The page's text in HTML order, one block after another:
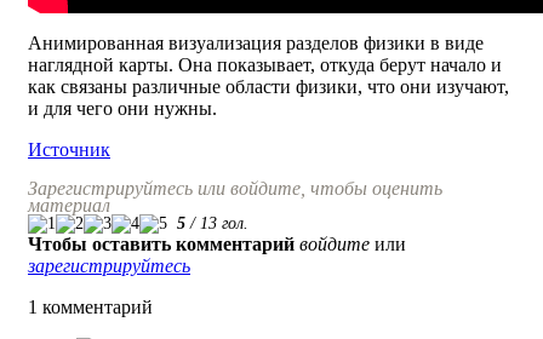
Анимированная визуализация разделов физики в виде
наглядной карты. Она показывает, откуда берут начало и
как связаны различные области физики, что они изучают,
и для чего они нужны.
Источник
Зарегистрируйтесь или войдите, чтобы оценить
материал
5 / 13 гол.
Чтобы оставить комментарий войдите или
зарегистрируйтесь
1 комментарий